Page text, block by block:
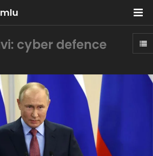
cyber defence